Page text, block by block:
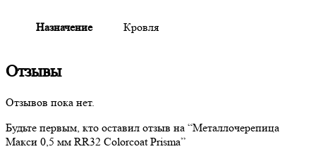
Назначение Кровля
Отзывы
Отзывов пока нет.
Будьте первым, кто оставил отзыв на “Металлочерепица
Макси 0,5 мм RR32 Colorcoat Prisma”